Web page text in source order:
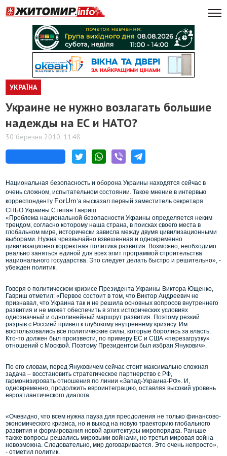
УКРАЇНА
Украине не нужно возлагать большие
надежды на ЕС и НАТО?
30 березня 2010, 11:48
Национальная безопасность и оборона Украины находятся сейчас в
очень сложном, испытательном состоянии. Такое мнение в интервью
корреспонденту ForUm’а высказал первый заместитель секретаря
СНБО Украины Степан Гавриш.
«Проблема национальной безопасности Украины определяется неким
трендом, согласно которому наша страна, в поисках своего места в
глобальном мире, исторически зависла между двумя цивилизационными
выборами. Нужна чрезвычайно взвешенная и одновременно
цивилизационно корректная политика развития. Возможно, необходимо
реально заняться единой для всех элит программой строительства
национального государства. Это следует делать быстро и решительно», -
убежден политик.
Говоря о политическом кризисе Президента Украины Виктора Ющенко,
Гавриш отметил: «Первое состоит в том, что Виктор Андреевич не
признавал, что Украина так и не решила основных вопросов внутреннего
развития и не может обеспечить в этих исторических условиях
однозначный и однолинейный маршрут развития. Поэтому резкий
разрыв с Россией привел к глубокому внутреннему кризису. Им
воспользовались все политические силы, которые боролись за власть.
Кто-то должен был произвести, по примеру ЕС и США «перезагрузку»
отношений с Москвой. Поэтому Президентом был избран Янукович».
По его словам, перед Януковичем сейчас стоит максимально сложная
задача – восстановить стратегическое партнерство с РФ,
гармонизировать отношения по линии «Запад-Украина-РФ». И,
одновременно, продолжить евроинтеграцию, оставляя высокий уровень
евроатлантического диалога.
«Очевидно, что всем нужна пауза для преодоления не только финансово-
экономического кризиса, но и выход на новую траекторию глобального
развития и формирования новой архитектуры миропорядка. Раньше
также вопросы решались мировыми войнами, но третья мировая война
невозможна. Следовательно, мир договаривается. Это очень непросто»,
- отметил политик.